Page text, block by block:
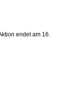
endet am 16.